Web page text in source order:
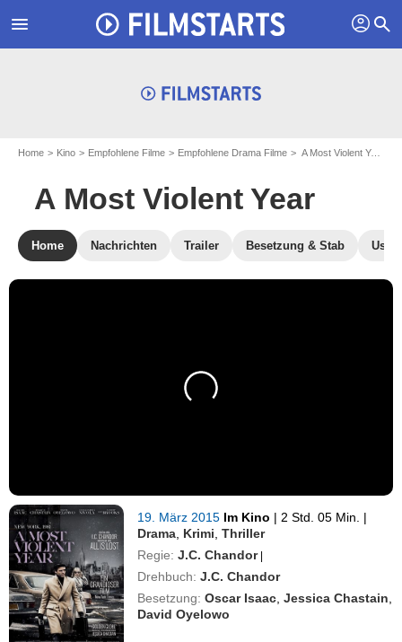
menu profil search
Home Kino Empfohlene Filme Empfohlene Drama Filme A Most Violent Year
A Most Violent Year
Home Nachrichten Trailer Besetzung & Stab
19. März 2015 Im Kino | 2 Std. 05 Min. |
Drama Krimi ,Thriller
Regie: J.C. Chandor |
Drehbuch: J.C. Chandor
Besetzung: Oscar Isaac ,Jessica Chastain
David Oyelowo